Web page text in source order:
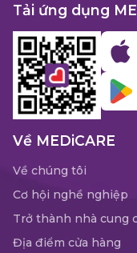
Tải ứng dụng
Về MEDiCARE
Về chúng tôi
Cơ hội nghề nghiệp
Trở thành nhà cung
Địa điểm cửa hàng